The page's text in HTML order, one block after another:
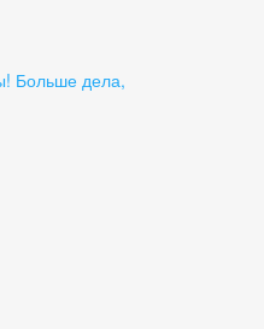
Больше дела,